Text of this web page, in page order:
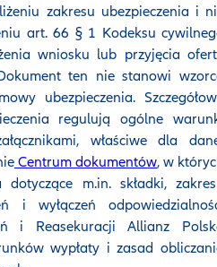
zakresu ubezpieczenia i
art. 66 § 1 Kodeksu
wniosku lub przyjęcia
ten nie stanowi
ubezpieczenia.
regulują ogólne
właściwe dla
Centrum dokumentów, w
dotyczące m.in. składki,
i wyłączeń
i Reasekuracji Allianz
wypłaty i zasad